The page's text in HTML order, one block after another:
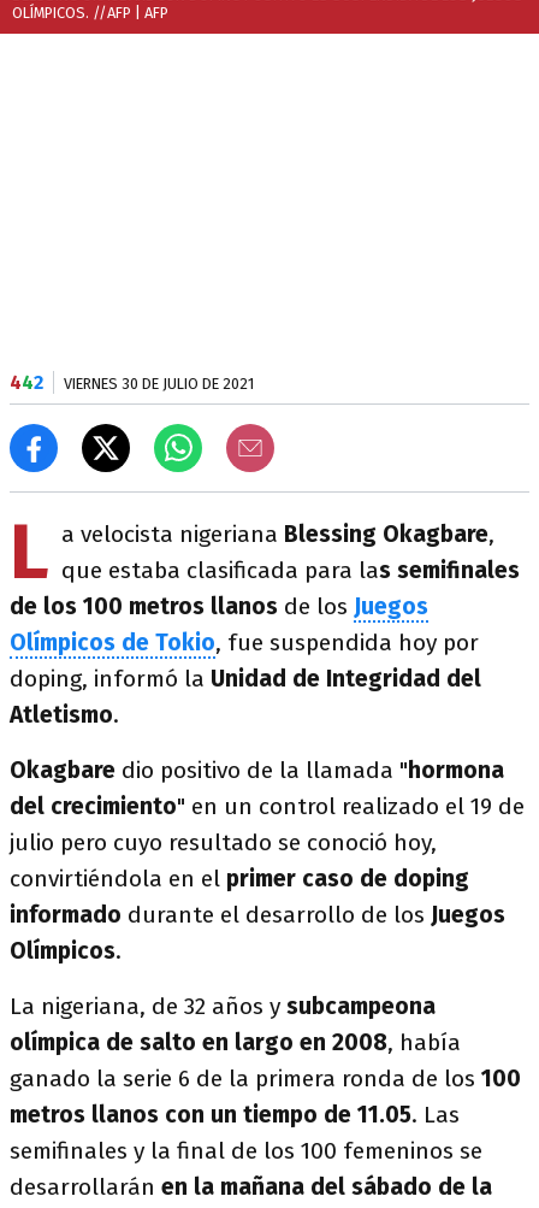
OLÍMPICOS. //AFP | AFP
442 VIERNES 30 DE JULIO DE 2021
L a velocista nigeriana Blessing Okagbare,
que estaba clasificada para las semifinales
de los 100 metros llanos de los Juegos
Olímpicos de Tokio, fue suspendida hoy por
doping, informó la Unidad de Integridad del
Atletismo.
Okagbare dio positivo de la llamada " hormona
del crecimiento" en un control realizado el 19 de
julio pero cuyo resultado se conoció hoy,
convirtiéndola en el primer caso de doping
informado durante el desarrollo de los Juegos
Olímpicos.
La nigeriana, de 32 años y subcampeona
olímpica de salto en largo en 2008, había
ganado la serie 6 de la primera ronda de los 100
metros llanos con un tiempo de 11.05. Las
semifinales y la final de los 100 femeninos se
desarrollarán en la mañana del sábado de la